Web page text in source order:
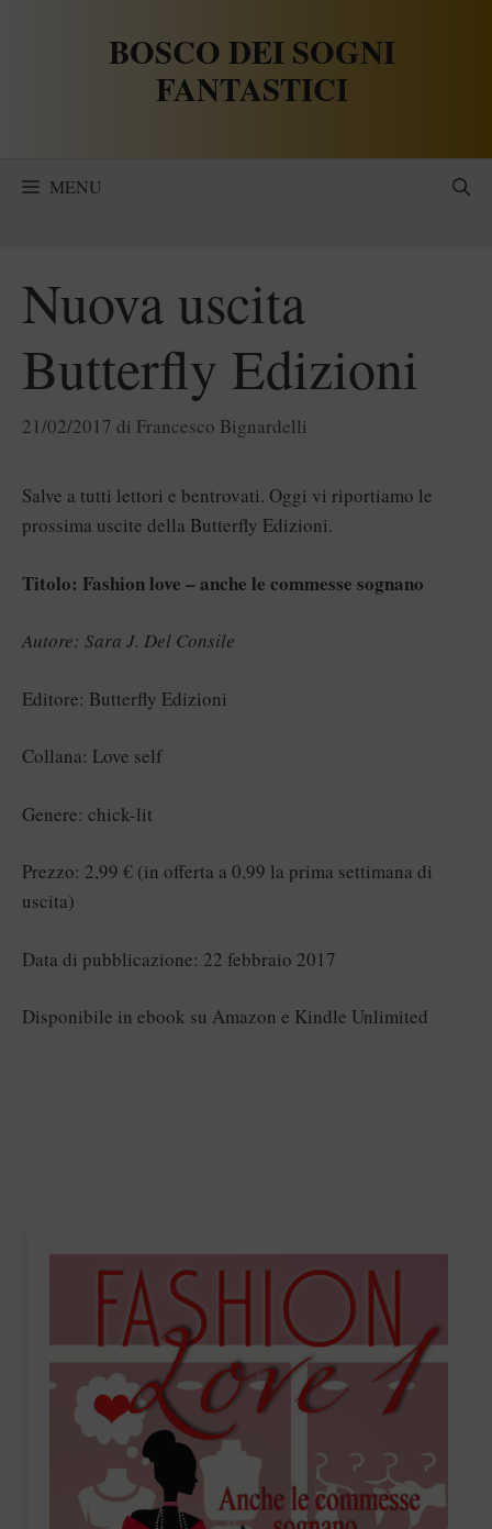
BOSCO DEI SOGNI
FANTASTICI
MENU
Nuova uscita
Butterfly Edizioni
21/02/2017 di Francesco Bignardelli
Salve a tutti lettori e bentrovati. Oggi vi riportiamo le
prossima uscite della Butterfly Edizioni.
Titolo: Fashion love – anche le commesse sognano
Autore: Sara J. Del Consile
Editore: Butterfly Edizioni
Collana: Love self
Genere: chick-lit
Prezzo: 2,99 € (in offerta a 0,99 la prima settimana di
uscita)
Data di pubblicazione: 22 febbraio 2017
Disponibile in ebook su Amazon e Kindle Unlimited